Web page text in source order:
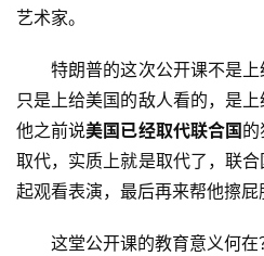
艺术家。
特朗普的这次公开课不是上
只是上给美国的敌人看的，是
他之前说美国已经取代联合国
取代，实质上就是取代了，联
起观看表演，最后再来帮他擦屁
这堂公开课的教育意义何在